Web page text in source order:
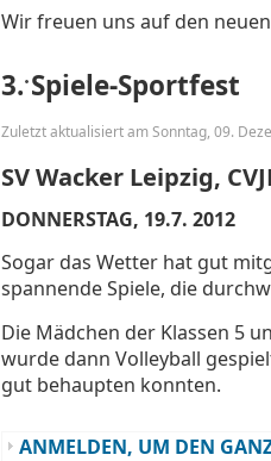
Wir freuen uns auf den
3. Spiele-Sportfest
Zuletzt aktualisiert am Sonntag, 09.
SV Wacker Leipzig,
DONNERSTAG, 19.7. 2012
Sogar das Wetter hat gut
spannende Spiele, die
Die Mädchen der Klassen 5
wurde dann Volleyball
gut behaupten konnten.
ANMELDEN, UM DEN